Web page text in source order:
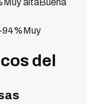
altaBuena
94%Muy
del